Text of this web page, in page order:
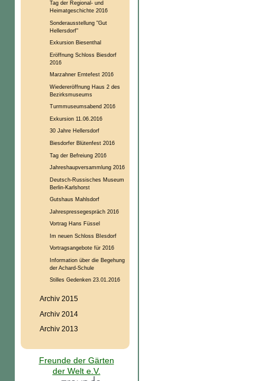
Tag der Regional- und
Heimatgeschichte 2016
Sonderausstellung "Gut
Hellersdorf"
Exkursion Biesenthal
Eröffnung Schloss Biesdorf
2016
Marzahner Erntefest 2016
Wiedereröffnung Haus 2 des
Bezirksmuseums
Turmmuseumsabend 2016
Exkursion 11.06.2016
30 Jahre Hellersdorf
Biesdorfer Blütenfest 2016
Tag der Befreiung 2016
Jahreshaupversammlung 2016
Deutsch-Russisches Museum
Berlin-Karlshorst
Gutshaus Mahlsdorf
Jahrespressegespräch 2016
Vortrag Hans Füssel
Im neuen Schloss BIesdorf
Vortragsangebote für 2016
Information über die Begehung
der Achard-Schule
Stilles Gedenken 23.01.2016
Archiv 2015
Archiv 2014
Archiv 2013
Freunde der Gärten
der Welt e.V.